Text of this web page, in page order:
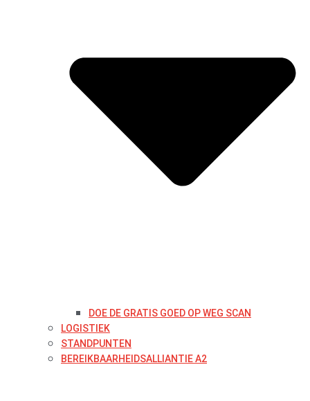
DOE DE GRATIS GOED OP WEG SCAN
LOGISTIEK
STANDPUNTEN
BEREIKBAARHEIDSALLIANTIE A2